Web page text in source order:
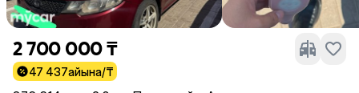
2 700 000 ₸
47 437айына/₸